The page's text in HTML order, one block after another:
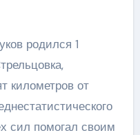
родился 1
километров от
сил помогал своим